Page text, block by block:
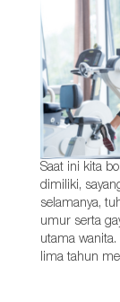
Saat ini kita
dimiliki,
selamanya,
umur serta
utama
lima tahun